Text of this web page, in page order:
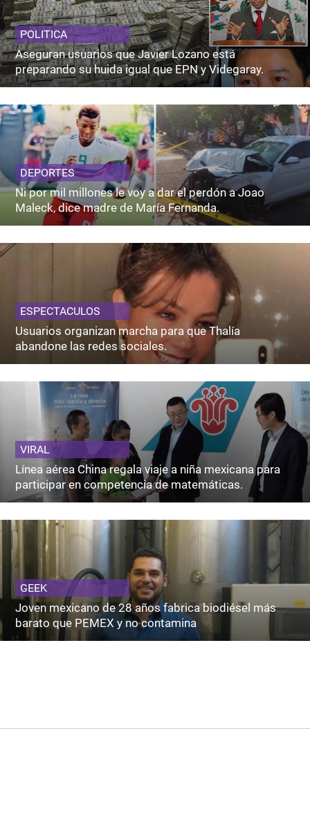
POLITICA
Aseguran usuarios que Javier Lozano está
preparando su huida igual que EPN y Videgaray.
DEPORTES
Ni por mil millones le voy a dar el perdón a Joao
Maleck, dice madre de María Fernanda.
ESPECTACULOS
Usuarios organizan marcha para que Thalía
abandone las redes sociales.
VIRAL
Línea aérea China regala viaje a niña mexicana para
participar en competencia de matemáticas.
GEEK
Joven mexicano de 28 años fabrica biodiésel más
barato que PEMEX y no contamina